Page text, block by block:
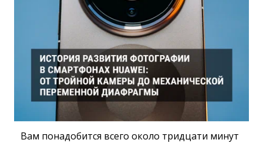
Вам понадобится всего около тридцати минут